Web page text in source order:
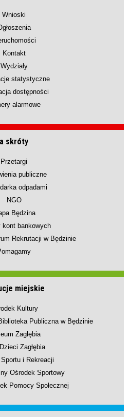
Wnioski
Kontakt
Wydziały
statystyczne
dostępności
alarmowe
skróty
Przetargi
publiczne
odpadami
NGO
Będzina
kont bankowych
Rekrutacji w Będzinie
miejskie
Kultury
Publiczna w Będzinie
Zagłębia
Zagłębia
i Rekreacji
Ośrodek Sportowy
Pomocy Społecznej